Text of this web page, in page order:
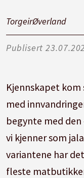
TorgeirØverland
Publisert
Kjennskapet
med
begynte med den
vi kjenner som
variantene har
fleste